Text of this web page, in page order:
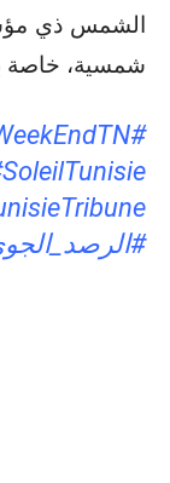
الشمس ذي
شمسية، خاصة بين الساعة